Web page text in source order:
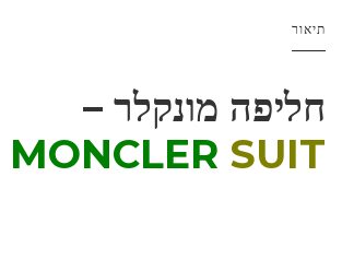
תיאור
חליפה מונקלר –
MONCLER SUIT